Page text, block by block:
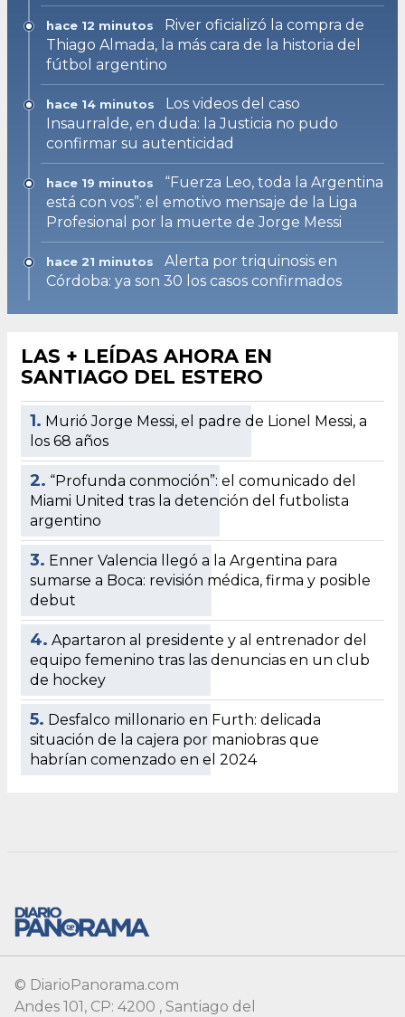
© DiarioPanorama.com
Andes 101, CP: 4200 , Santiago del